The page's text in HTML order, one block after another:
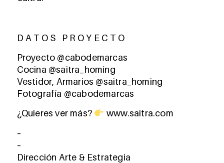
D A T O S P R O Y E C T O
Proyecto @cabodemarcas
Cocina @saitra_homing
Vestidor, Armarios @saitra_homing
Fotografía @cabodemarcas
¿Quieres ver más?
www.saitra.com
–
–
Dirección Arte & Estrategia